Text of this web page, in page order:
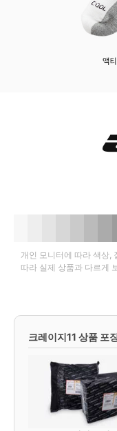
개인 모니터에 따라 색상,
따라 실제 상품과 다르게
크레이지11 상품 포